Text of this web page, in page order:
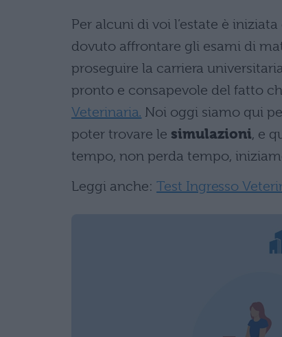
Per alcuni di voi l’estate è
dovuto affrontare gli esami di
proseguire la carriera
pronto e consapevole del fatto
Veterinaria. Noi oggi siamo qui
poter trovare le simulazioni, e
tempo, non perda tempo,
Leggi anche: Test Ingresso